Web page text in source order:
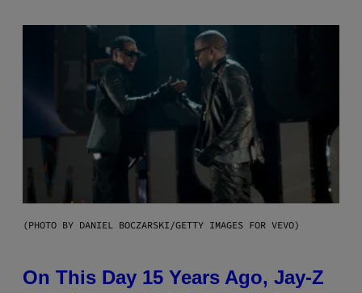
(PHOTO BY DANIEL BOCZARSKI/GETTY IMAGES FOR VEVO)
On This Day 15 Years Ago, Jay-Z